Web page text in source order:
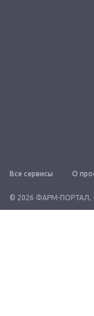
Все сервисы О
© 2026 ФАРМ-ПОРТАЛ,